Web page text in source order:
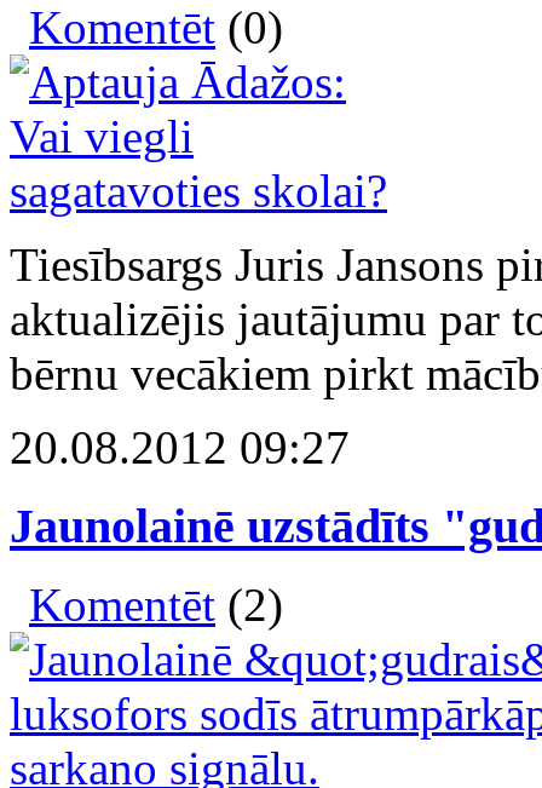
Komentēt (0)
Tiesībsargs Juris Jansons
aktualizējis jautājumu par
bērnu vecākiem pirkt
20.08.2012 09:27
Jaunolainē uzstādīts
Komentēt (2)